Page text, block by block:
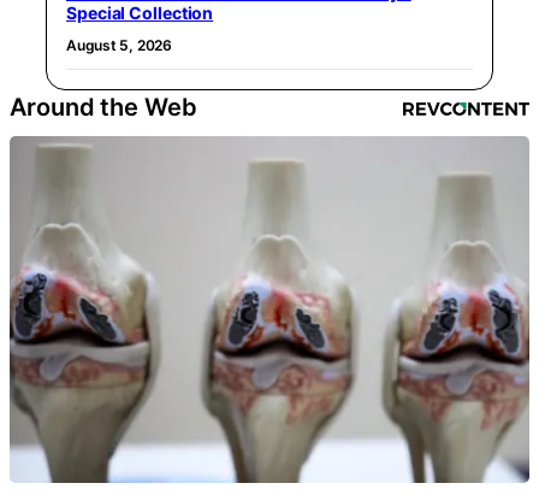
Special Collection
August 5, 2026
Around the Web